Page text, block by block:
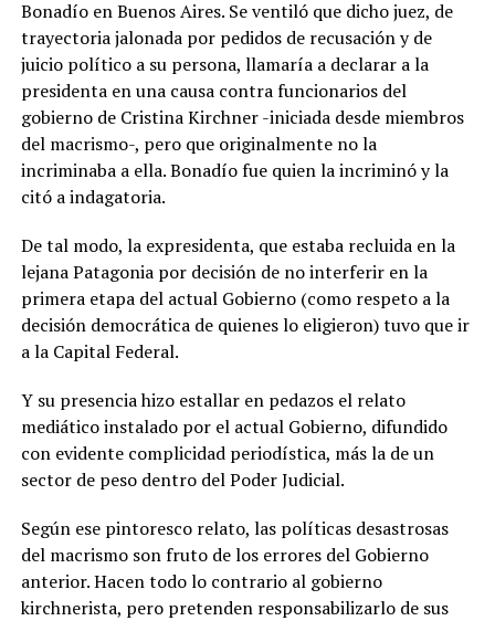
Bonadío en Buenos Aires. Se ventiló que dicho juez, de
trayectoria jalonada por pedidos de recusación y de
juicio político a su persona, llamaría a declarar a la
presidenta en una causa contra funcionarios del
gobierno de Cristina Kirchner -iniciada desde miembros
del macrismo-, pero que originalmente no la
incriminaba a ella. Bonadío fue quien la incriminó y la
citó a indagatoria.
De tal modo, la expresidenta, que estaba recluida en la
lejana Patagonia por decisión de no interferir en la
primera etapa del actual Gobierno (como respeto a la
decisión democrática de quienes lo eligieron) tuvo que ir
a la Capital Federal.
Y su presencia hizo estallar en pedazos el relato
mediático instalado por el actual Gobierno, difundido
con evidente complicidad periodística, más la de un
sector de peso dentro del Poder Judicial.
Según ese pintoresco relato, las políticas desastrosas
del macrismo son fruto de los errores del Gobierno
anterior. Hacen todo lo contrario al gobierno
kirchnerista, pero pretenden responsabilizarlo de sus